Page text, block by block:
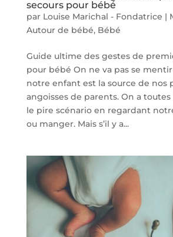
secours pour bébé
par Louise Marichal - Fondatrice |
Autour de bébé, Bébé
Guide ultime des gestes de
pour bébé On ne va pas se
notre enfant est la source de nos
angoisses de parents. On a
le pire scénario en regardant
ou manger. Mais s’il y a...